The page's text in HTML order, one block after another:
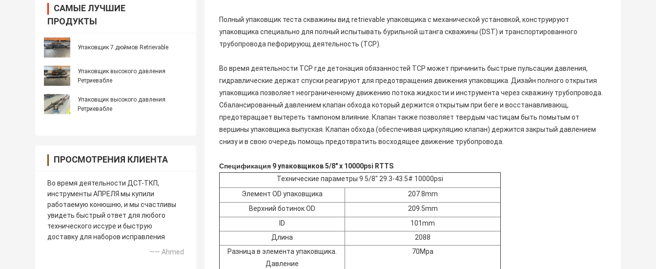
САМЫЕ ЛУЧШИЕ
ПРОДУКТЫ
Упаковщик 7 дюймов Retrievable
Упаковщик высокого давления
Ретриевабле
Упаковщик высокого давления
Ретриевабле
ПРОСМОТРЕНИЯ КЛИЕНТА
Во время деятельности ДСТ-ТКП,
инструменты АПРЕЛЯ мы купили
работаемую конюшню, и мы счастливы
увидеть быстрый ответ для любого
технического иссуре и быструю
доставку для наборов исправления
—— Ahmed
Полный упаковщик теста скважины вид retrievable упаковщика с механической установкой, конструируют
упаковщика специально для полный испытывать бурильной штанга скважины (DST) и транспортированного
трубопровода пефорирующ деятельность (TCP).
Во время деятельности TCP где детонация обязанностей TCP может причинить быстрые пульсации давления,
гидравлические держат спуски реагируют для предотвращения движения упаковщика. Дизайн полного открытия
упаковщика позволяет неограниченному движению потока жидкости и инструмента через скважину трубопровода.
Сбалансированный давлением клапан обхода который держится открытым при беге и восстанавливающ,
предотвращает вытереть тампоном влияние. Клапан также позволяет твердым частицам быть помытым от
вершины упаковщика выпуская. Клапан обхода (обеспечивая циркуляцию клапан) держится закрытый давлением
снизу и в свою очередь помощь предотвратить восходящее движение трубопровода.
Спецификация 9 упаковщиков 5/8" x 10000psi RTTS
Технические параметры 9 5/8" 29.3-43.5# 10000psi
Элемент OD упаковщика
207.8mm
Верхний ботинок OD
209.5mm
ID
101mm
Длина
2088
Разница в элемента упаковщика.
Давление
70Mpa